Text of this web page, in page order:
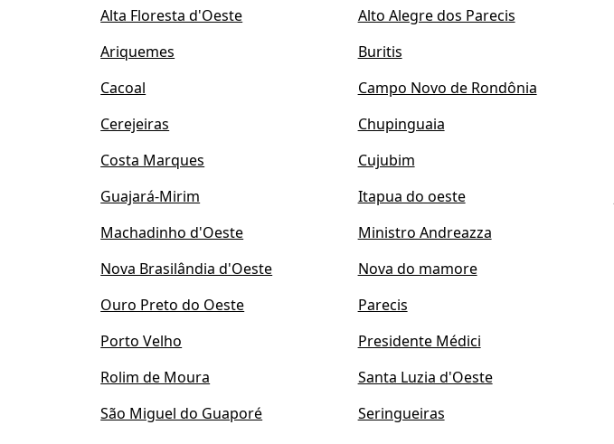
Alta Floresta d'Oeste Alto Alegre dos Parecis
Ariquemes
Buritis
Cacoal
Campo Novo de Rondônia
Cerejeiras
Chupinguaia
Costa Marques
Cujubim
Guajará-Mirim
Itapua do oeste
Machadinho d'Oeste
Ministro Andreazza
Nova Brasilândia d'Oeste
Nova do mamore
Ouro Preto do Oeste
Parecis
Porto Velho
Presidente Médici
Rolim de Moura
Santa Luzia d'Oeste
São Miguel do Guaporé
Seringueiras